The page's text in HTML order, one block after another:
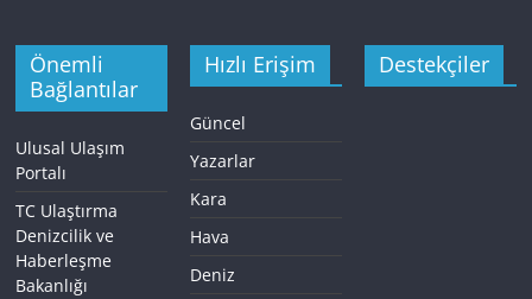
Önemli
Bağlantılar
Ulusal Ulaşım
Portalı
TC Ulaştırma
Denizcilik ve
Haberleşme
Bakanlığı
Hızlı Erişim
Güncel
Yazarlar
Kara
Hava
Deniz
Destekçiler